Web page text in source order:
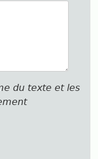
du texte et les